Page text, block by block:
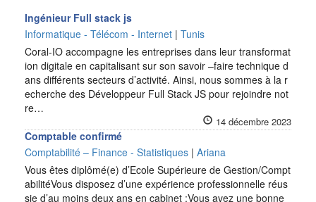
Ingénieur Full stack js
Informatique - Télécom - Internet | Tunis
Coral-IO accompagne les entreprises dans leur transformat
ion digitale en capitalisant sur son savoir –faire technique d
ans différents secteurs d’activité. Ainsi, nous sommes à la r
echerche des Développeur Full Stack JS pour rejoindre not
re…
14 décembre 2023
Comptable confirmé
Comptabilité – Finance - Statistiques | Ariana
Vous êtes diplômé(e) d’Ecole Supérieure de Gestion/Compt
abilitéVous disposez d’une expérience professionnelle réus
sie d’au moins deux ans en cabinet ;Vous avez une bonne